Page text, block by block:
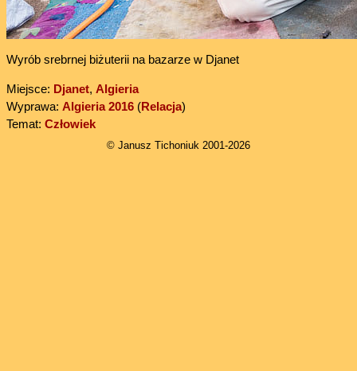
Wyrób srebrnej biżuterii na bazarze w Djanet
Miejsce: Djanet, Algieria
Wyprawa: Algieria 2016(Relacja)
Temat: Człowiek
© Janusz Tichoniuk 2001-2026